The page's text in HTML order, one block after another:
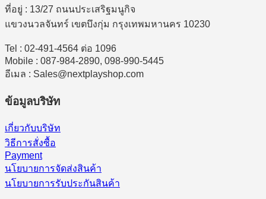
ที่อยู่ : 13/27 ถนนประเสริฐมนูกิจ
แขวงนวลจันทร์ เขตบึงกุ่ม กรุงเทพมหานคร 10230
Tel : 02-491-4564 ต่อ 1096
Mobile : 087-984-2890, 098-990-5445
อีเมล : Sales@nextplayshop.com
ข้อมูลบริษัท
เกี่ยวกับบริษัท
วิธีการสั่งซื้อ
Payment
นโยบายการจัดส่งสินค้า
นโยบายการรับประกันสินค้า